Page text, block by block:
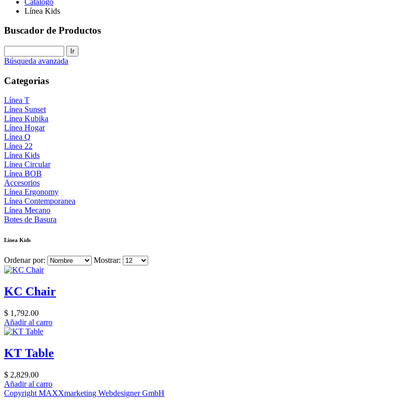
Línea Kids
Buscador de Productos
Búsqueda avanzada
Categorias
Línea T
Línea Sunset
Línea Kubika
Línea Hogar
Línea Q
Línea 22
Línea Kids
Línea Circular
Línea BOB
Accesorios
Línea Ergonomy
Línea Contemporanea
Línea Mecano
Botes de Basura
Línea Kids
Ordenar por: Mostrar:
KC Chair
$ 1,792.00
Añadir al carro
KT Table
$ 2,829.00
Añadir al carro
Copyright MAXXmarketing Webdesigner GmbH